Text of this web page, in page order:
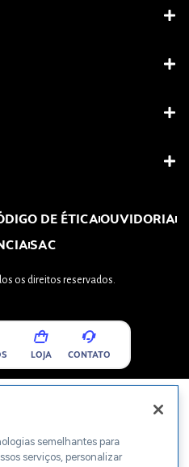
DE ÉTICAOUVIDORIA
SAC
os direitos reservados.
LOJA CONTATO
semelhantes para
serviços, personalizar